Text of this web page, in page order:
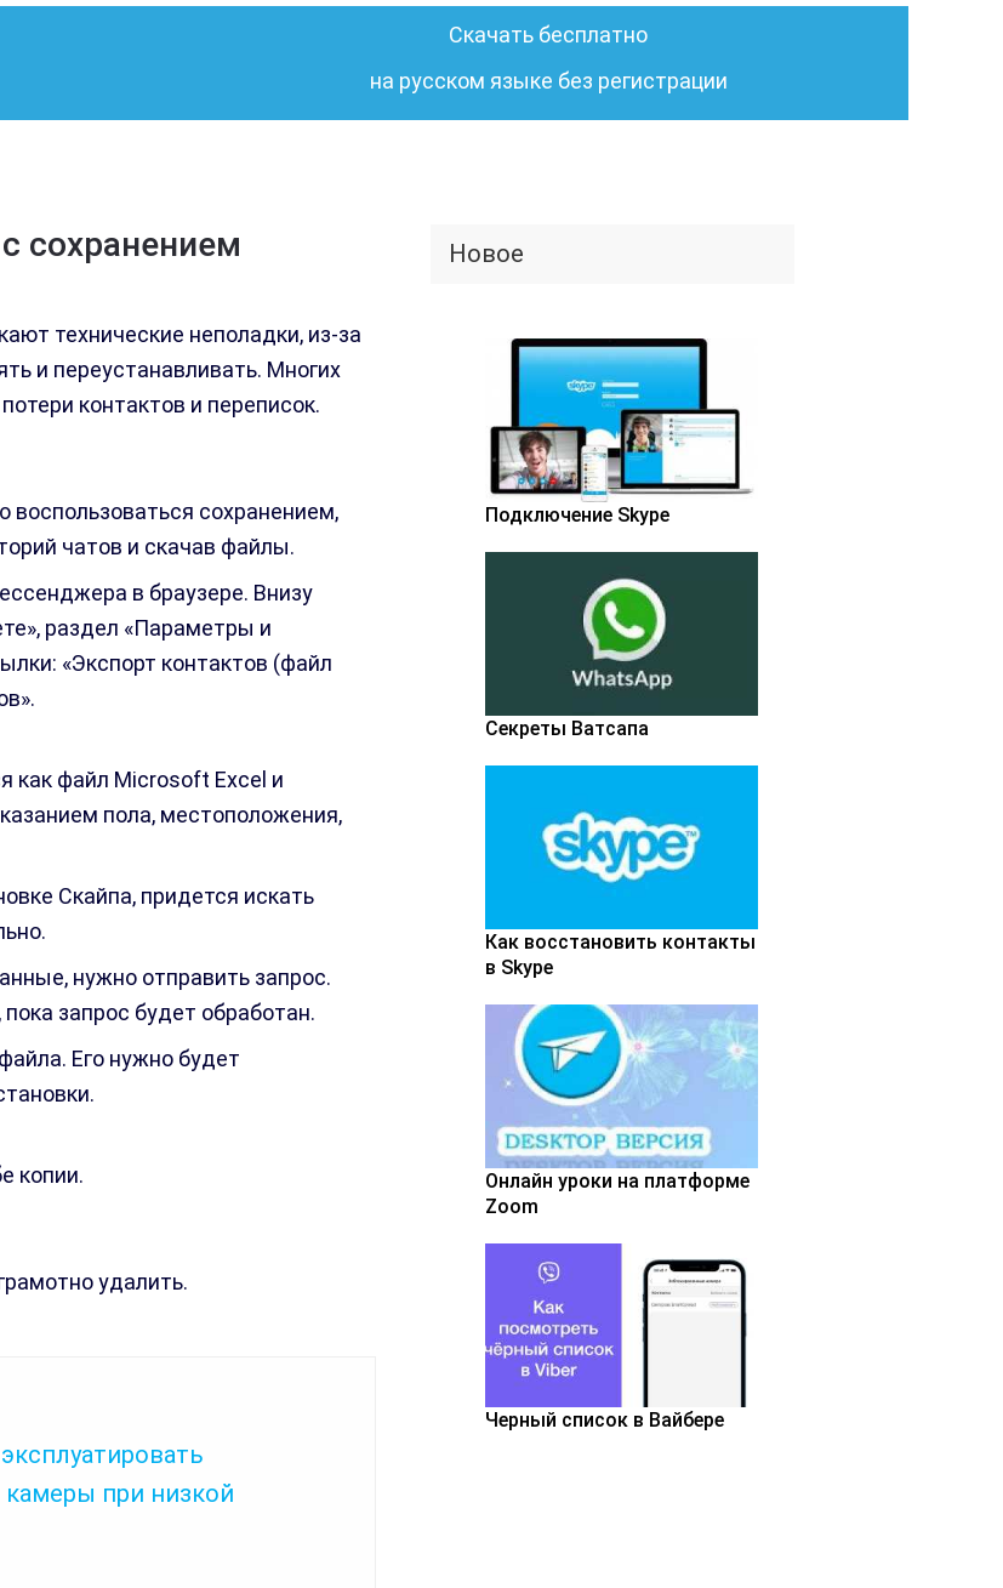
Скачать бесплатно
на русском языке без регистрации
сохранением
технические неполадки, из-за
и переустанавливать. Многих
контактов и переписок.
сохранением,
чатов и скачав файлы.
в браузере. Внизу
раздел «Параметры и
«Экспорт контактов (файл
как файл Microsoft Excel и
пола, местоположения,
Скайпа, придется искать
нужно отправить запрос.
запрос будет обработан.
Его нужно будет
копии.
удалить.
при низкой
Новое
Подключение Skype
Секреты Ватсапа
Как восстановить контакты
в Skype
Онлайн уроки на платформе
Zoom
Черный список в Вайбере